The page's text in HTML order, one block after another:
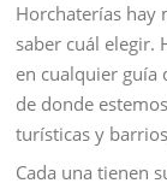
Horchaterías hay
saber cuál elegir.
en cualquier guía
de donde
turísticas y
Cada una tienen